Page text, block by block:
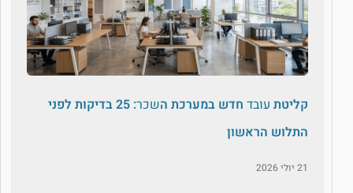
קליטתעובדחדש במערכת השכר
: 25 בדיקות לפני
התלוש הראשון
21 יולי 2026